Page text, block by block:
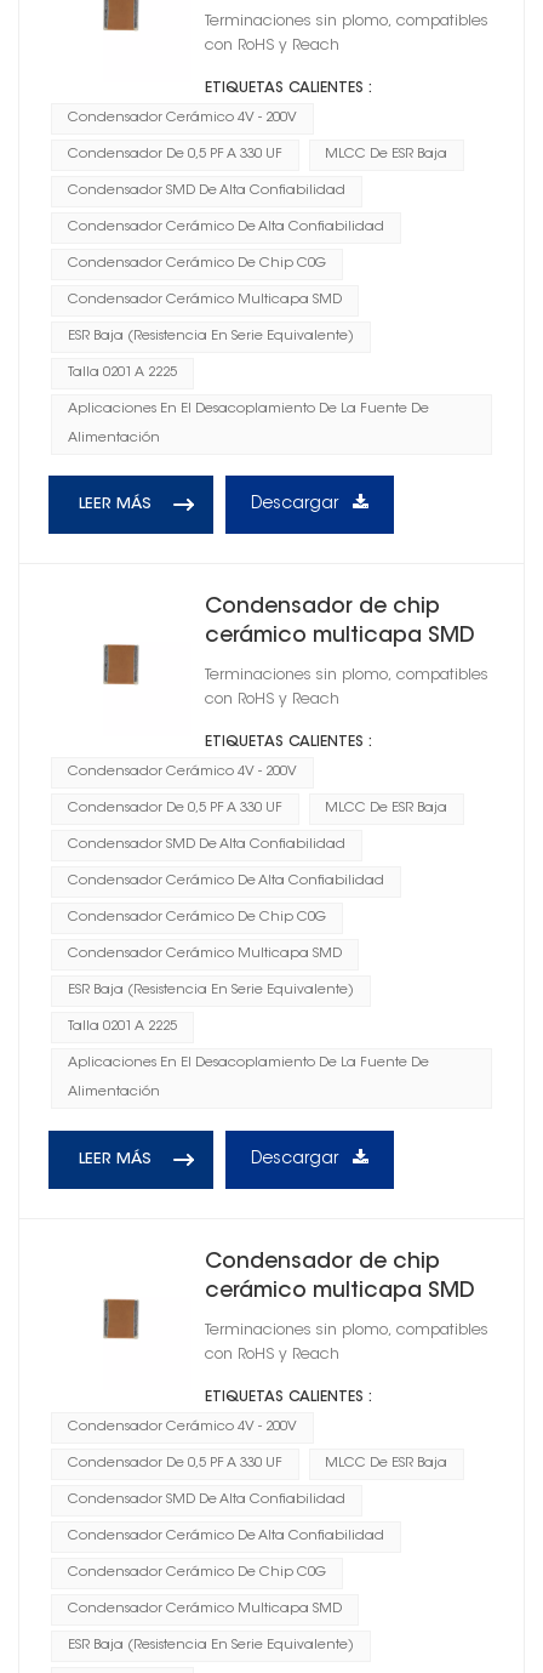
0402
Terminaciones sin plomo, compatibles
con RoHS y Reach
ETIQUETAS CALIENTES :
Condensador Cerámico 4V - 200V
Condensador De 0,5 PF A 330 UF MLCC De ESR Baja
Condensador SMD De Alta Confiabilidad
Condensador Cerámico De Alta Confiabilidad
Condensador Cerámico De Chip C0G
Condensador Cerámico Multicapa SMD
ESR Baja (resistencia En Serie Equivalente)
Talla 0201 A 2225
Aplicaciones En El Desacoplamiento De La Fuente De
Alimentación
LEER MÁS Descargar
Condensador de chip
cerámico multicapa SMD
0603
Terminaciones sin plomo, compatibles
con RoHS y Reach
ETIQUETAS CALIENTES :
Condensador Cerámico 4V - 200V
Condensador De 0,5 PF A 330 UF MLCC De ESR Baja
Condensador SMD De Alta Confiabilidad
Condensador Cerámico De Alta Confiabilidad
Condensador Cerámico De Chip C0G
Condensador Cerámico Multicapa SMD
ESR Baja (resistencia En Serie Equivalente)
Talla 0201 A 2225
Aplicaciones En El Desacoplamiento De La Fuente De
Alimentación
LEER MÁS Descargar
Condensador de chip
cerámico multicapa SMD
0805
Terminaciones sin plomo, compatibles
con RoHS y Reach
ETIQUETAS CALIENTES :
Condensador Cerámico 4V - 200V
Condensador De 0,5 PF A 330 UF MLCC De ESR Baja
Condensador SMD De Alta Confiabilidad
Condensador Cerámico De Alta Confiabilidad
Condensador Cerámico De Chip C0G
Condensador Cerámico Multicapa SMD
ESR Baja (resistencia En Serie Equivalente)